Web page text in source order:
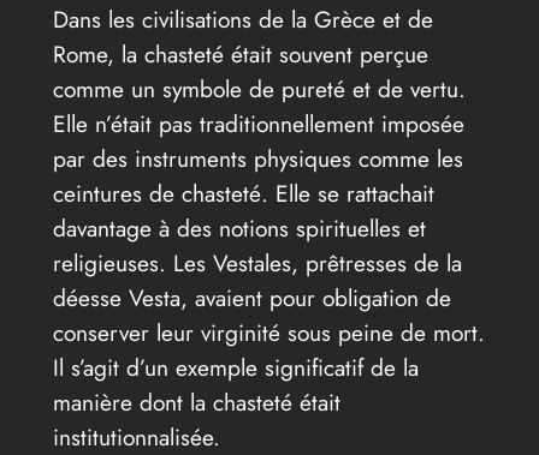
Dans les civilisations de la Grèce et de
Rome, la chasteté était souvent perçue
comme un symbole de pureté et de vertu.
Elle n’était pas traditionnellement imposée
par des instruments physiques comme les
ceintures de chasteté. Elle se rattachait
davantage à des notions spirituelles et
religieuses. Les Vestales, prêtresses de la
déesse Vesta, avaient pour obligation de
conserver leur virginité sous peine de mort.
Il s’agit d’un exemple significatif de la
manière dont la chasteté était
institutionnalisée.